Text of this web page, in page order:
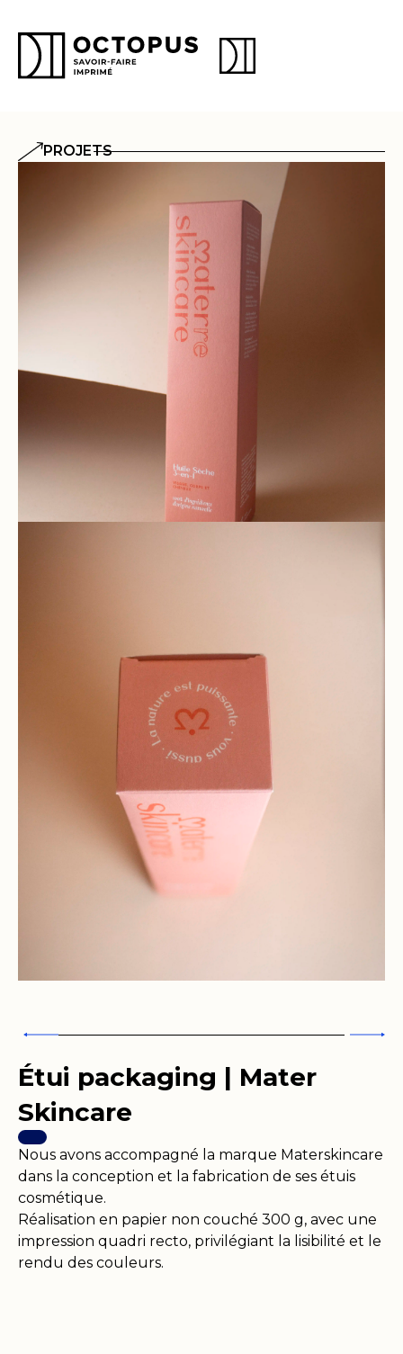
PROJETS
Étui packaging | Mater
Skincare
Nous avons accompagné la marque Materskincare
dans la conception et la fabrication de ses étuis
cosmétique.
Réalisation en papier non couché 300 g, avec une
impression quadri recto, privilégiant la lisibilité et le
rendu des couleurs.